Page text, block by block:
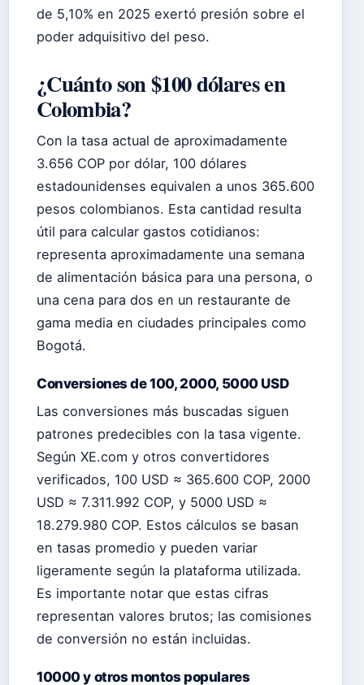
de 5,10% en 2025 exertó presión sobre el
poder adquisitivo del peso.
¿Cuánto son $100 dólares en
Colombia?
Con la tasa actual de aproximadamente
3.656 COP por dólar, 100 dólares
estadounidenses equivalen a unos 365.600
pesos colombianos. Esta cantidad resulta
útil para calcular gastos cotidianos:
representa aproximadamente una semana
de alimentación básica para una persona, o
una cena para dos en un restaurante de
gama media en ciudades principales como
Bogotá.
Conversiones de 100, 2000, 5000 USD
Las conversiones más buscadas siguen
patrones predecibles con la tasa vigente.
Según XE.com y otros convertidores
verificados, 100 USD ≈ 365.600 COP, 2000
USD ≈ 7.311.992 COP, y 5000 USD ≈
18.279.980 COP. Estos cálculos se basan
en tasas promedio y pueden variar
ligeramente según la plataforma utilizada.
Es importante notar que estas cifras
representan valores brutos; las comisiones
de conversión no están incluidas.
10000 y otros montos populares